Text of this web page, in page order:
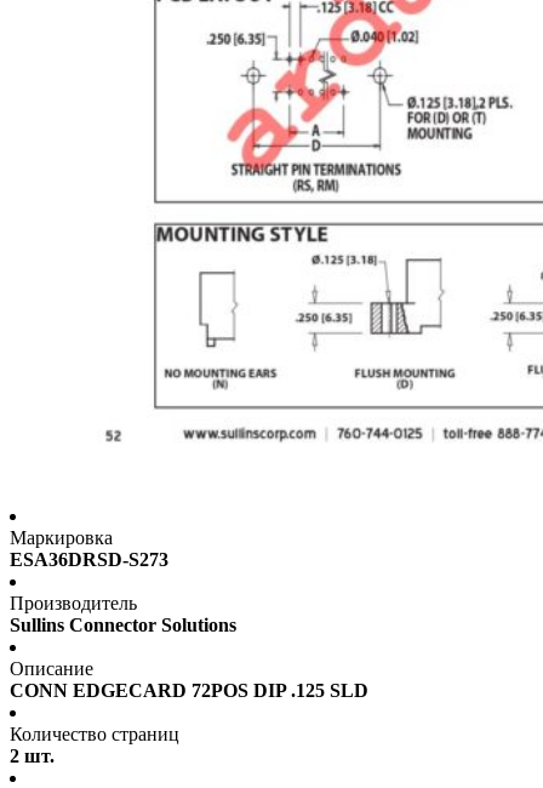
Маркировка
ESA36DRSD-S273
Производитель
Sullins Connector Solutions
Описание
CONN EDGECARD 72POS DIP .125 SLD
Количество страниц
2 шт.